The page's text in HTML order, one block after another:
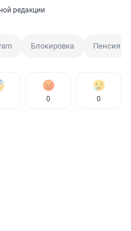
редакции
Блокировка Пенсия
0 0